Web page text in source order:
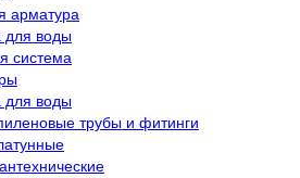
арматура
для воды
система
для воды
трубы и фитинги